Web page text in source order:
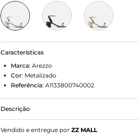
Características
Marca: Arezzo
Cor: Metalizado
Referência: A1133800740002
Descrição
Sandália Arezzo Prata Salto Bloco Tiras
Vendido e entregue por ZZ MALL